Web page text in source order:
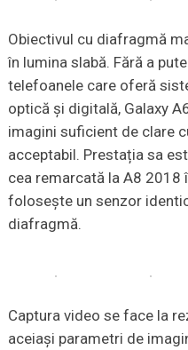
Obiectivul cu diafragmă
în lumina slabă. Fără a
telefoanele care oferă
optică și digitală, Galaxy
imagini suficient de clare
acceptabil. Prestația sa
cea remarcată la A8
folosește un senzor
diafragmă.
Captura video se face la
aceiași parametri de